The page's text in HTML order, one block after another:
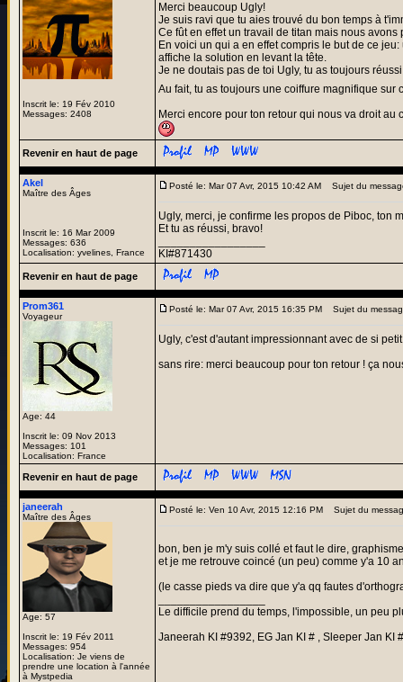
Inscrit le: 19 Fév 2010
Messages: 2408
Merci beaucoup Ugly!
Je suis ravi que tu aies trouvé du bon temps à
Ce fût en effet un travail de titan mais nous
En voici un qui a en effet compris le but de ce
affiche la solution en levant la tête.
Je ne doutais pas de toi Ugly, tu as toujours
Au fait, tu as toujours une coiffure magnifique sur
Merci encore pour ton retour qui nous va droit au
Revenir en haut de page
Akel
Maître des Âges
Inscrit le: 16 Mar 2009
Messages: 636
Localisation: yvelines, France
Posté le: Mar 07 Avr, 2015 10:42 AM Sujet du
Ugly, merci, je confirme les propos de Piboc, ton
Et tu as réussi, bravo!
KI#871430
Revenir en haut de page
Prom361
Voyageur
Age: 44
Inscrit le: 09 Nov 2013
Messages: 101
Localisation: France
Posté le: Mar 07 Avr, 2015 16:35 PM Sujet du
Ugly, c'est d'autant impressionnant avec de si
sans rire: merci beaucoup pour ton retour ! ça
Revenir en haut de page
janeerah
Maître des Âges
Age: 57
Inscrit le: 19 Fév 2011
Messages: 954
Localisation: Je viens de
prendre une location à l'année
à Mystpedia
Posté le: Ven 10 Avr, 2015 12:16 PM Sujet du
bon, ben je m'y suis collé et faut le dire,
et je me retrouve coincé (un peu) comme y'a 10
(le casse pieds va dire que y'a qq fautes
Le difficile prend du temps, l'impossible, un peu
Janeerah KI #9392, EG Jan KI # , Sleeper Jan KI #